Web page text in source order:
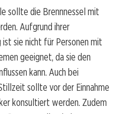
sollte die Brennnessel mit
Aufgrund ihrer
sie nicht für Personen mit
geeignet, da sie den
kann. Auch bei
sollte vor der Einnahme
konsultiert werden. Zudem